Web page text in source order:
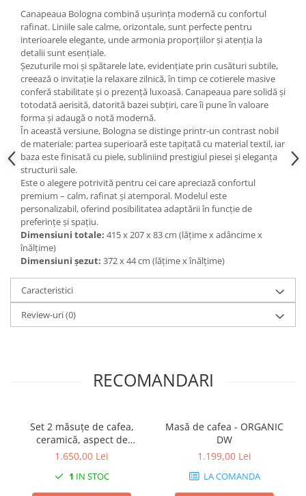
Designers' Choice
Canapeaua Bologna combină ușurința modernă cu confortul
rafinat. Liniile sale calme, orizontale, sunt perfecte pentru
interioarele elegante, unde armonia proporțiilor și atenția la
detalii sunt esențiale.
Șezuturile moi și spătarele late, evidențiate prin cusături subtile,
creează o invitație la relaxare zilnică, în timp ce cotierele masive
conferă stabilitate și o prezență luxoasă. Canapeaua pare solidă și
totodată aerisită, datorită bazei subțiri, care îi pune în valoare
forma și adaugă o notă modernă.
În această versiune, Bologna se distinge printr-un contrast nobil
de materiale: partea superioară este tapițată cu material textil, iar
baza este finisată cu piele, subliniind prestigiul piesei și eleganța
structurii sale.
Este o alegere potrivită pentru cei care apreciază confortul
premium – calm, rafinat și atemporal. Modelul este
personalizabil, oferind posibilitatea adaptării în funcție de
preferințe și spațiu.
Dimensiuni totale: 415 x 207 x 83 cm (lățime x adâncime x
înălțime)
Dimensiuni șezut: 372 x 44 cm (lățime x înălțime)
Caracteristici
Review-uri(0)
RECOMANDARI
Set 2 măsuțe de cafea,
ceramică, aspect de
travertin - HARDY SQ
1.650,00 Lei
1 IN STOC
Masă de cafea - ORGANIC
DW
1.199,00 Lei
LA COMANDA